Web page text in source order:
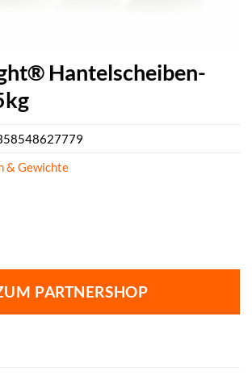
Hantelscheiben-
PARTNERSHOP
& Gewichte